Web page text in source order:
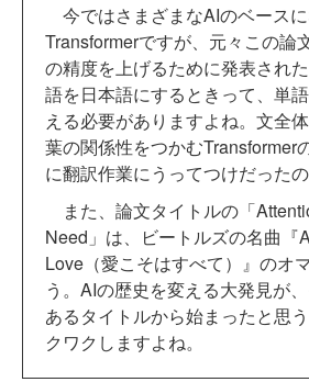
今ではさまざまなAIのベース
Transformerですが、元々この論
の精度を上げるために発表され
語を日本語にするときって、単
える必要がありますよね。文全
葉の関係性をつかむTransformer
に翻訳作業にうってつけだったの
また、論文タイトルの「
Need」は、ビートルズの名曲『
Love（愛こそはすべて）』のオ
う。AIの歴史を変える大発見が
あるタイトルから始まったと思
クワクしますよね。